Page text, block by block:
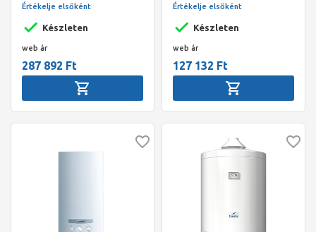
Készleten
Értékelje elsőként
web ár
287 892 Ft
Készleten
Értékelje elsőként
web ár
127 132 Ft